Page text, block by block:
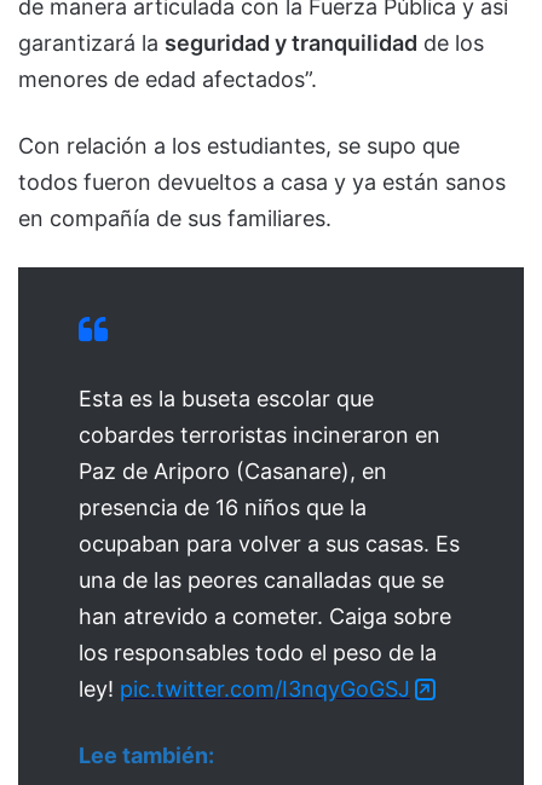
de manera articulada con la Fuerza Pública y así
garantizará la seguridad y tranquilidad de los
menores de edad afectados”.
Con relación a los estudiantes, se supo que
todos fueron devueltos a casa y ya están sanos
en compañía de sus familiares.
Esta es la buseta escolar que
cobardes terroristas incineraron en
Paz de Ariporo (Casanare), en
presencia de 16 niños que la
ocupaban para volver a sus casas. Es
una de las peores canalladas que se
han atrevido a cometer. Caiga sobre
los responsables todo el peso de la
ley! pic.twitter.com/I3nqyGoGSJ
Lee también: